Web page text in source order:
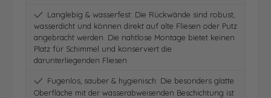
Langlebig & wasserfest: Die Rückwände sind robust,
wasserdicht und können direkt auf alte Fliesen oder Putz
angebracht werden. Die nahtlose Montage bietet keinen
Platz für Schimmel und konserviert die
darunterliegenden Fliesen
Fugenlos, sauber & hygienisch: Die besonders glatte
Oberfläche mit der wasserabweisenden Beschichtung ist